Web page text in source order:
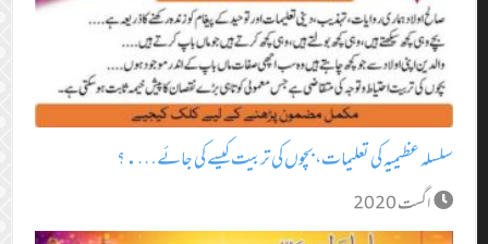
سلسلہ عظیمیہ کی تعلیمات، بچوں کی تربیت کیسے کی جائے….؟
اگست 2020